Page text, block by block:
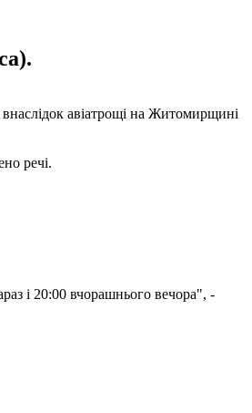
авіатрощі на Житомирщині
речі.
і 20:00 вчорашнього вечора", -